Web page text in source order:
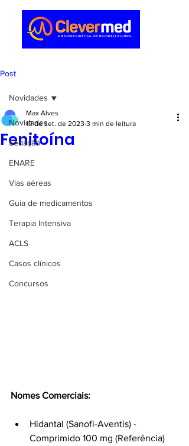
Post
Novidades
Sedação
ENARE
Vias aéreas
Guia de medicamentos
Terapia Intensiva
ACLS
Casos clínicos
Concursos
Novidades
Fenitoína
Max Alves
19 de set. de 2023 3 min de leitura
Nomes Comerciais:
Hidantal (Sanofi-Aventis) -
Comprimido 100 mg (Referência)